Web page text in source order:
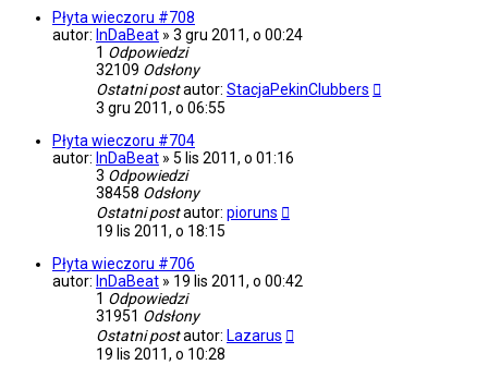
Płyta wieczoru #708
autor: InDaBeat » 3 gru 2011, o 00:24
1 Odpowiedzi
32109 Odsłony
Ostatni postautor: StacjaPekinClubbers
3 gru 2011, o 06:55
Płyta wieczoru #704
autor: InDaBeat » 5 lis 2011, o 01:16
3 Odpowiedzi
38458 Odsłony
Ostatni postautor: pioruns
19 lis 2011, o 18:15
Płyta wieczoru #706
autor: InDaBeat » 19 lis 2011, o 00:42
1 Odpowiedzi
31951 Odsłony
Ostatni postautor: Lazarus
19 lis 2011, o 10:28